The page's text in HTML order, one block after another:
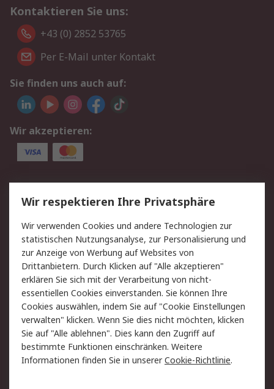
Kontaktieren Sie uns:
+43 (0) 2852 53765
Per E-Mail unter Kontakt
Sie finden uns auch auf:
Wir akzeptieren:
Service
Value Added Services
Lieferlösungen
Rücksendung/Entsorgung Kontakt
Hilfe
Rechtliches
RS Verkaufs- und
Lieferbedingungen
Datenschutz
Cookie-Richtlinie
Zahlungsbedingungen
Impressum
Webseite Konditionen
Wir respektieren Ihre Privatsphäre
Wir verwenden Cookies und andere Technologien zur
statistischen Nutzungsanalyse, zur Personalisierung und
zur Anzeige von Werbung auf Websites von
Drittanbietern. Durch Klicken auf "Alle akzeptieren"
erklären Sie sich mit der Verarbeitung von nicht-
essentiellen Cookies einverstanden. Sie können Ihre
Cookies auswählen, indem Sie auf "Cookie Einstellungen
verwalten" klicken. Wenn Sie dies nicht möchten, klicken
Sie auf "Alle ablehnen". Dies kann den Zugriff auf
bestimmte Funktionen einschränken. Weitere
Informationen finden Sie in unsererCookie-Richtlinie.